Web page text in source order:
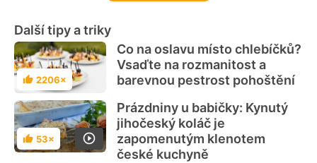
Další tipy a triky
Hodnocení
2206×
Co na oslavu místo chlebíčků?
Vsaďte na rozmanitost a
barevnou pestrost pohoštění
Hodnocení
53×
Prázdniny u babičky: Kynutý
jihočeský koláč je
zapomenutým klenotem
české kuchyně